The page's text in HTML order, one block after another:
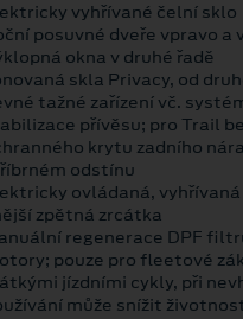
vyhřívané čelní sklo
posuvné dveře vpravo a
okna v druhé řadě
skla Privacy, od
tažné zařízení vč.
přívěsu; pro Trail
krytu zadního
odstínu
ovládaná,
zpětná zrcátka
regenerace DPF
pouze pro fleetové
jízdními cykly, při
může snížit